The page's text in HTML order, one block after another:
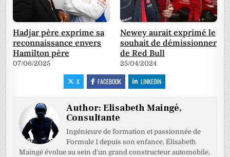
Hadjar père exprime sa
reconnaissance envers
Hamilton père
07/06/2025
Newey aurait exprimé le
souhait de démissionner
de Red Bull
25/04/2024
X FACEBOOK LINKEDIN
Author:Elisabeth Maingé,
Consultante
Ingénieure de formation et passionnée de
Formule 1 depuis son enfance, Élisabeth
Maingé évolue au sein d’un grand constructeur automobile,